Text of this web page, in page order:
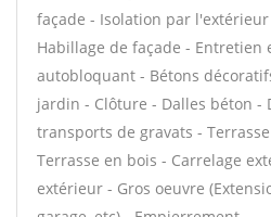
façade - Isolation par
Habillage de façade - Entretien
autobloquant - Bétons
jardin - Clôture - Dalles béton -
transports de gravats -
Terrasse en bois - Carrelage
extérieur - Gros oeuvre